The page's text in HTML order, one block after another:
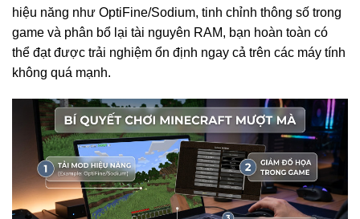
hiệu năng như OptiFine/Sodium, tinh chỉnh thông số trong
game và phân bổ lại tài nguyên RAM, bạn hoàn toàn có
thể đạt được trải nghiệm ổn định ngay cả trên các máy tính
không quá mạnh.